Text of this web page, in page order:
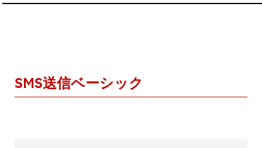
SMS送信ベーシック